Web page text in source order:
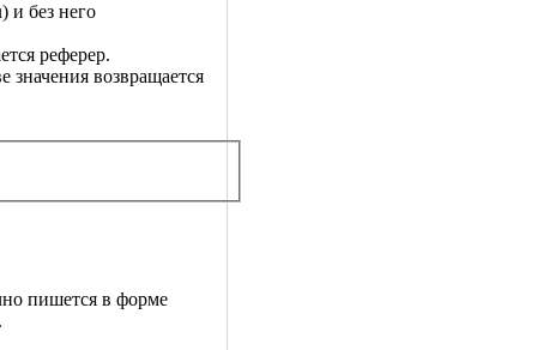
и без него
реферер.
значения возвращается
пишется в форме